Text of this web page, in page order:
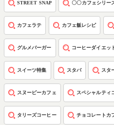
STREET SNAP 〇〇カフェシリー
カフェラテ カフェ飯レシピ
グルメバーガー コーヒーダイエッ
スイーツ特集 スタバ スタ
スヌーピーカフェ スペシャルティ
タリーズコーヒー チョコレートカ